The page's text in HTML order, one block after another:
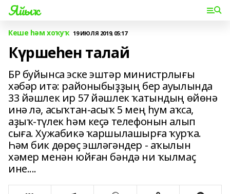
Яйыҡ
Кеше һәм хоҡуҡ 19 ИЮЛЯ 2019, 05:17
Күршеһен талай
БР буйынса эске эштәр министрлығы
хәбәр итә: районыбыҙҙың бер ауылында
33 йәшлек ир 57 йәшлек ҡатындың өйөнә
инә лә, асыҡтан-асыҡ 5 мең һум аҡса,
аҙыҡ-түлек һәм кеҫә телефонын алып
сыға. Хужабикә ҡаршылашырға ҡурҡа.
Һәм бик дөрөҫ эшләгәндер - аҡылын
хәмер менән юйған бәндә ни ҡылмаҫ
ине....